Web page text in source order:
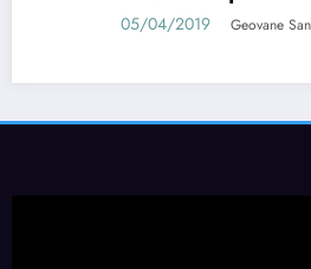
05/04/2019 Geovane Sancini